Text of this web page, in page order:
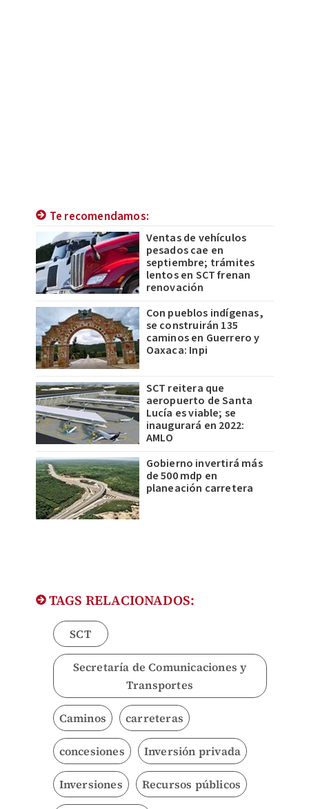
Te recomendamos:
Ventas de vehículos
pesados cae en
septiembre; trámites
lentos en SCT frenan
renovación
Con pueblos indígenas,
se construirán 135
caminos en Guerrero y
Oaxaca: Inpi
SCT reitera que
aeropuerto de Santa
Lucía es viable; se
inaugurará en 2022:
AMLO
Gobierno invertirá más
de 500 mdp en
planeación carretera
TAGS RELACIONADOS:
SCT
Secretaría de Comunicaciones y
Transportes
Caminos carreteras
concesiones Inversión privada
Inversiones Recursos públicos